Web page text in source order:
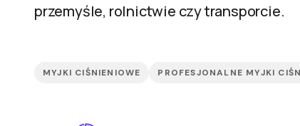
przemyśle, rolnictwie czy transporcie.
MYJKI CIŚNIENIOWE PROFESJONALNE MYJKI